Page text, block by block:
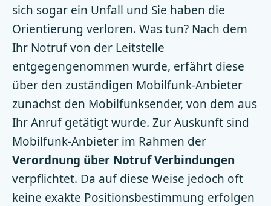
sich sogar ein Unfall und Sie haben die
Orientierung verloren. Was tun? Nach dem
Ihr Notruf von der Leitstelle
entgegengenommen wurde, erfährt diese
über den zuständigen Mobilfunk-Anbieter
zunächst den Mobilfunksender, von dem aus
Ihr Anruf getätigt wurde. Zur Auskunft sind
Mobilfunk-Anbieter im Rahmen der
Verordnung über Notruf Verbindungen
verpflichtet. Da auf diese Weise jedoch oft
keine exakte Positionsbestimmung erfolgen